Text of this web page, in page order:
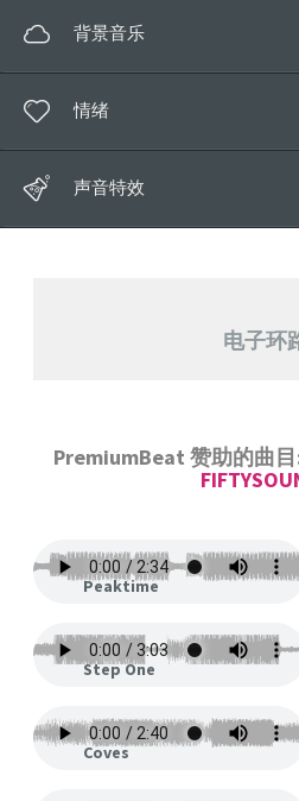
氛围音乐
钢琴独奏
世界音乐
流行乐
电子
氛围音乐
背景音乐
情绪
快乐/积极
梦幻神奇
声音特效
电子环
PremiumBeat 赞助的曲
Peaktime
Step One
Coves